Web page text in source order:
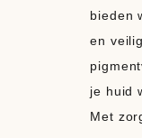
bieden
en
je huid
Met